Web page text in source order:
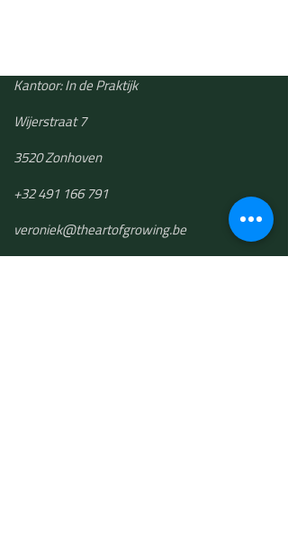
Kantoor: In de Praktijk
Wijerstraat 7
3520 Zonhoven
+32 491 166 791
​veroniek@theartofgrowing.be